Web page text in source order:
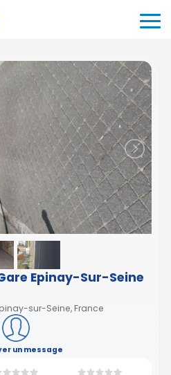
Epinay-Sur-Seine
sur-Seine, France
un message